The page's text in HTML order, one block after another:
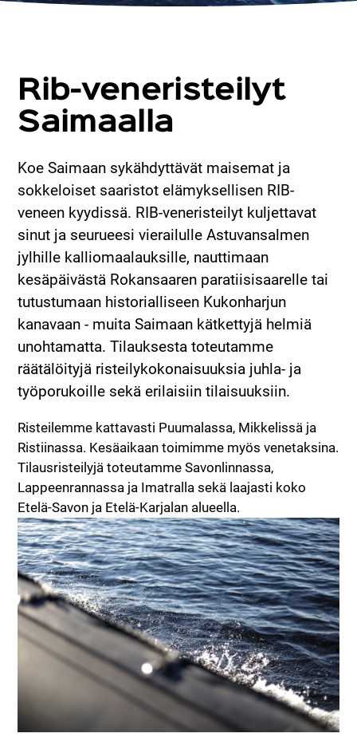
Rib-veneristeilyt
Saimaalla
Koe Saimaan sykähdyttävät maisemat ja
sokkeloiset saaristot elämyksellisen RIB-
veneen kyydissä. RIB-veneristeilyt kuljettavat
sinut ja seurueesi vierailulle Astuvansalmen
jylhille kalliomaalauksille, nauttimaan
kesäpäivästä Rokansaaren paratiisisaarelle tai
tutustumaan historialliseen Kukonharjun
kanavaan - muita Saimaan kätkettyjä helmiä
unohtamatta. Tilauksesta toteutamme
räätälöityjä risteilykokonaisuuksia juhla- ja
työporukoille sekä erilaisiin tilaisuuksiin.
Risteilemme kattavasti Puumalassa, Mikkelissä ja
Ristiinassa. Kesäaikaan toimimme myös venetaksina.
Tilausristeilyjä toteutamme Savonlinnassa,
Lappeenrannassa ja Imatralla sekä laajasti koko
Etelä-Savon ja Etelä-Karjalan alueella.